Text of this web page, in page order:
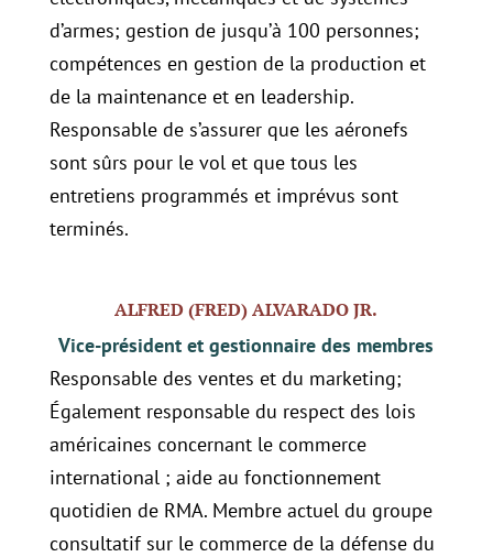
d’armes; gestion de jusqu’à 100 personnes;
compétences en gestion de la production et
de la maintenance et en leadership.
Responsable de s’assurer que les aéronefs
sont sûrs pour le vol et que tous les
entretiens programmés et imprévus sont
terminés.
ALFRED (FRED) ALVARADO JR.
Vice-président et gestionnaire des membres
Responsable des ventes et du marketing;
Également responsable du respect des lois
américaines concernant le commerce
international ; aide au fonctionnement
quotidien de RMA. Membre actuel du groupe
consultatif sur le commerce de la défense du